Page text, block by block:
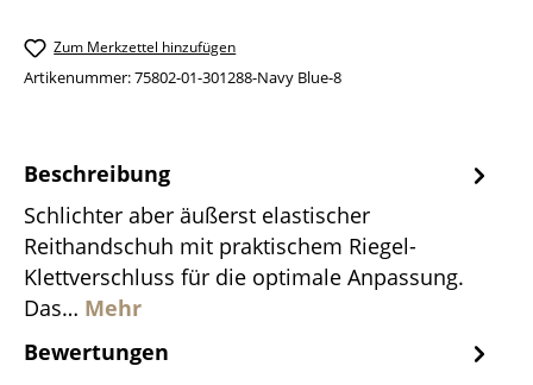
Zum Merkzettel hinzufügen
Artikenummer:75802-01-301288-Navy Blue-8
Beschreibung
Schlichter aber äußerst elastischer
Reithandschuh mit praktischem Riegel-
Klettverschluss für die optimale Anpassung.
Das… Mehr
Bewertungen